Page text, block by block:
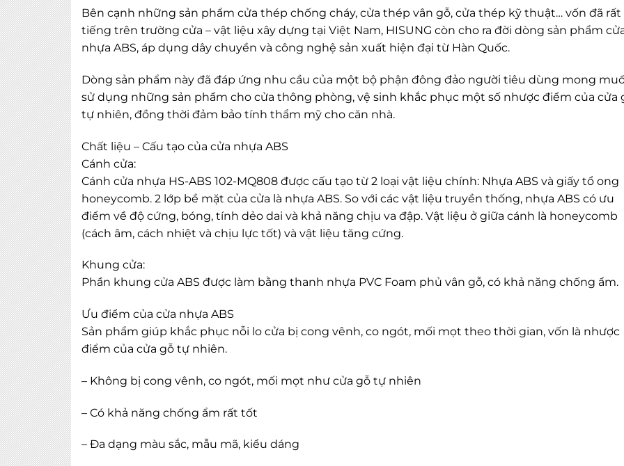
Bên cạnh những sản phẩm cửa thép chống cháy, cửa thép vân gỗ, cửa thép kỹ thuật… vốn đã rất
tiếng trên trường cửa – vật liệu xây dựng tại Việt Nam, HISUNG còn cho ra đời dòng sản phẩm
nhựa ABS, áp dụng dây chuyền và công nghệ sản xuất hiện đại từ Hàn Quốc.
Dòng sản phẩm này đã đáp ứng nhu cầu của một bộ phận đông đảo người tiêu dùng mong
sử dụng những sản phẩm cho cửa thông phòng, vệ sinh khắc phục một số nhược điểm của cửa
tự nhiên, đồng thời đảm bảo tính thẩm mỹ cho căn nhà.
Chất liệu – Cấu tạo của cửa nhựa ABS
Cánh cửa:
Cánh cửa nhựa HS-ABS 102-MQ808 được cấu tạo từ 2 loại vật liệu chính: Nhựa ABS và giấy tổ ong
honeycomb. 2 lớp bề mặt của cửa là nhựa ABS. So với các vật liệu truyền thống, nhựa ABS có ưu
điểm về độ cứng, bóng, tính dẻo dai và khả năng chịu va đập. Vật liệu ở giữa cánh là honeycomb
(cách âm, cách nhiệt và chịu lực tốt) và vật liệu tăng cứng.
Khung cửa:
Phần khung cửa ABS được làm bằng thanh nhựa PVC Foam phủ vân gỗ, có khả năng chống ẩm.
Ưu điểm của cửa nhựa ABS
Sản phẩm giúp khắc phục nỗi lo cửa bị cong vênh, co ngót, mối mọt theo thời gian, vốn là nhược
điểm của cửa gỗ tự nhiên.
– Không bị cong vênh, co ngót, mối mọt như cửa gỗ tự nhiên
– Có khả năng chống ẩm rất tốt
– Đa dạng màu sắc, mẫu mã, kiểu dáng